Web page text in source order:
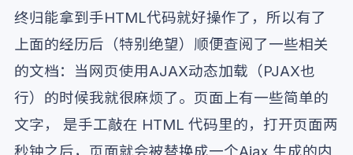
终归能拿到手HTML代码就好操作了，所以有了
上面的经历后（特别绝望）顺便查阅了一些相关
的文档：当网页使用AJAX动态加载（PJAX也
行）的时候我就很麻烦了。页面上有一些简单的
文字， 是手工敲在 HTML 代码里的，打开页面两
秒钟之后，页面就会被替换成一个Ajax 生成的内